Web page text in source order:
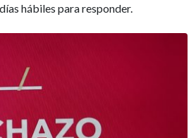
hábiles para responder.